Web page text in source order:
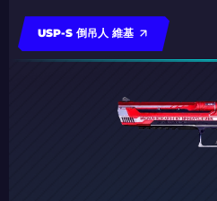
USP-S 倒吊人 維基